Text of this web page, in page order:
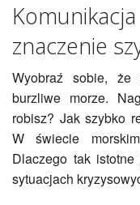
znaczenie
Wyobraź sobie, że
burzliwe morze.
robisz? Jak szybko
W świecie
Dlaczego tak
sytuacjach